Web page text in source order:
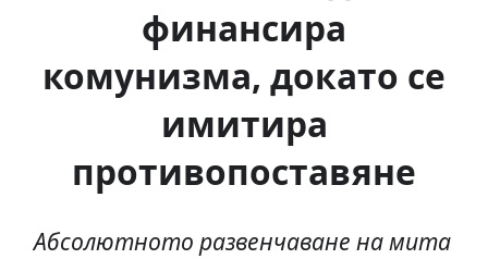
финансира
комунизма, докато се
имитира
противопоставяне
Aбсолютното развенчаване на мита